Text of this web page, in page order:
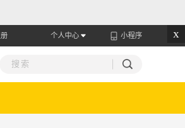
x
个人中心 小程序